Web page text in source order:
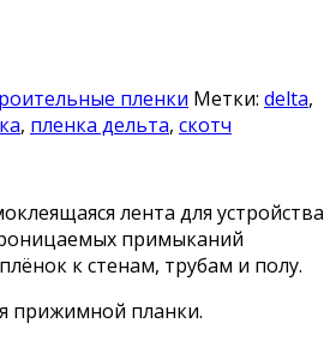
пленки Метки: delta,
, пленка дельта, скотч
лента для устройства
примыканий
к стенам, трубам и полу.
прижимной планки.